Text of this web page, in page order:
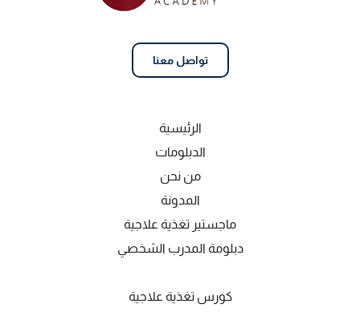
تواصل معنا
الرئيسية
الدبلومات
من نحن
المدونة
ماجستير تغذية علاجية
دبلومة المدرب الشخصي
كورس تغذية علاجية